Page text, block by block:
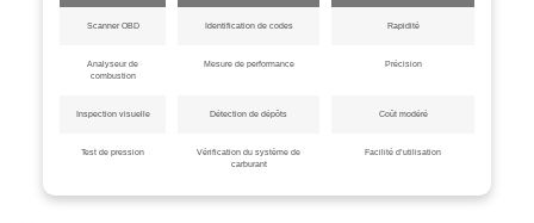
Scanner OBD Identification de codes Rapidité
Analyseur de
combustion
Mesure de performance Précision
Inspection visuelle Détection de dépôts Coût modéré
Test de pression
Vérification du système de
carburant
Facilité d’utilisation